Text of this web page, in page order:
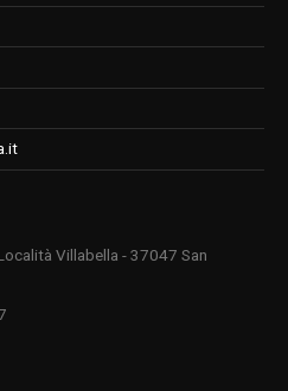
Villabella - 37047 San